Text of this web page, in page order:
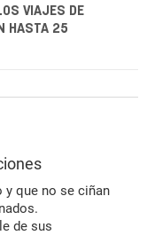
VIAJES DE
HASTA 25
que no se ciñan
de sus